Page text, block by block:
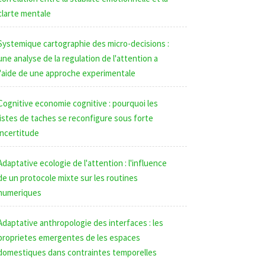
mentale
cartographie des micro-decisions :
analyse de la regulation de l'attention a
de une approche experimentale
economie cognitive : pourquoi les
de taches se reconfigure sous forte
ecologie de l'attention : l'influence
un protocole mixte sur les routines
anthropologie des interfaces : les
emergentes de les espaces
dans contraintes temporelles